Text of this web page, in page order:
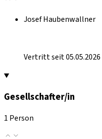
Josef Haubenwallner
Vertritt seit 05.05.2026
Gesellschafter/in
1 Person